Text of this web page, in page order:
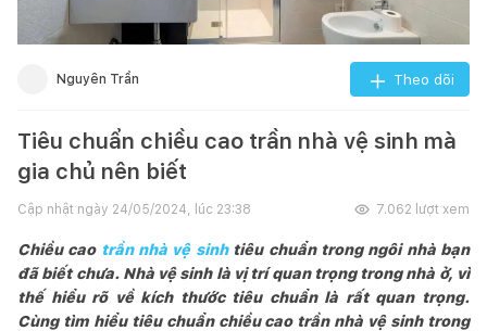
Nguyên Trần Theo dõi
Tiêu chuẩn chiều cao trần nhà vệ sinh mà
gia chủ nên biết
Cập nhật ngày 24/05/2024, lúc 23:38 7.062 lượt xem
Chiều cao trần nhà vệ sinhtiêu chuẩn trong ngôi nhà bạn
đã biết chưa. Nhà vệ sinh là vị trí quan trọng trong nhà ở, vì
thế hiểu rõ về kích thước tiêu chuẩn là rất quan trọng.
Cùng tìm hiểu tiêu chuẩn chiều cao trần nhà vệ sinh trong